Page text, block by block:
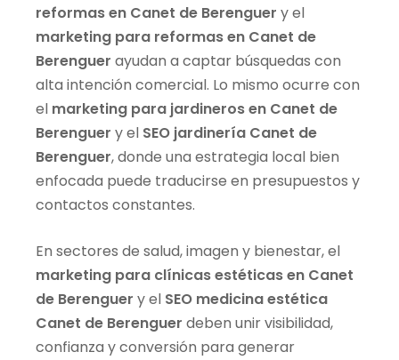
reformas en Canet de Berenguer y el
marketing para reformas en Canet de
Berenguer ayudan a captar búsquedas con
alta intención comercial. Lo mismo ocurre con
el marketing para jardineros en Canet de
Berenguer y el SEO jardinería Canet de
Berenguer, donde una estrategia local bien
enfocada puede traducirse en presupuestos y
contactos constantes.
En sectores de salud, imagen y bienestar, el
marketing para clínicas estéticas en Canet
de Berenguer y el SEO medicina estética
Canet de Berenguer deben unir visibilidad,
confianza y conversión para generar